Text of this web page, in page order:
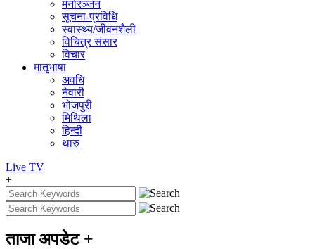
मनोरञ्जन
सूचना-प्रविधि
स्वास्थ्य/जीवनशैली
विचित्र संसार
विचार
मातृभाषा
अवधि
नेवारी
भोजपुरी
मिथिला
हिन्दी
थारु
Live TV
+
ताजा अपडेट +